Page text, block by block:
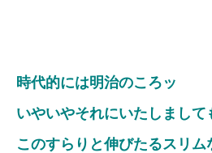
時代的には明治のころッ
いやいやそれにいたしまして
このすらりと伸びたるスリム